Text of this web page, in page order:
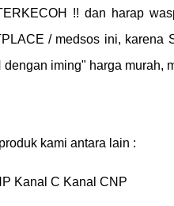
!! dan harap
/ medsos ini, karena
dengan iming" harga murah,
kami antara lain :
Kanal C Kanal CNP